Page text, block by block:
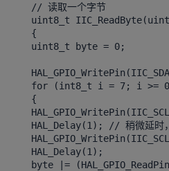
// 读取一个字节
uint8_t
{
uint8_t byte = 0;
for (int8_t i = 7; i >=
{
HAL_Delay(1); // 稍微延时
HAL_Delay(1);
byte |=